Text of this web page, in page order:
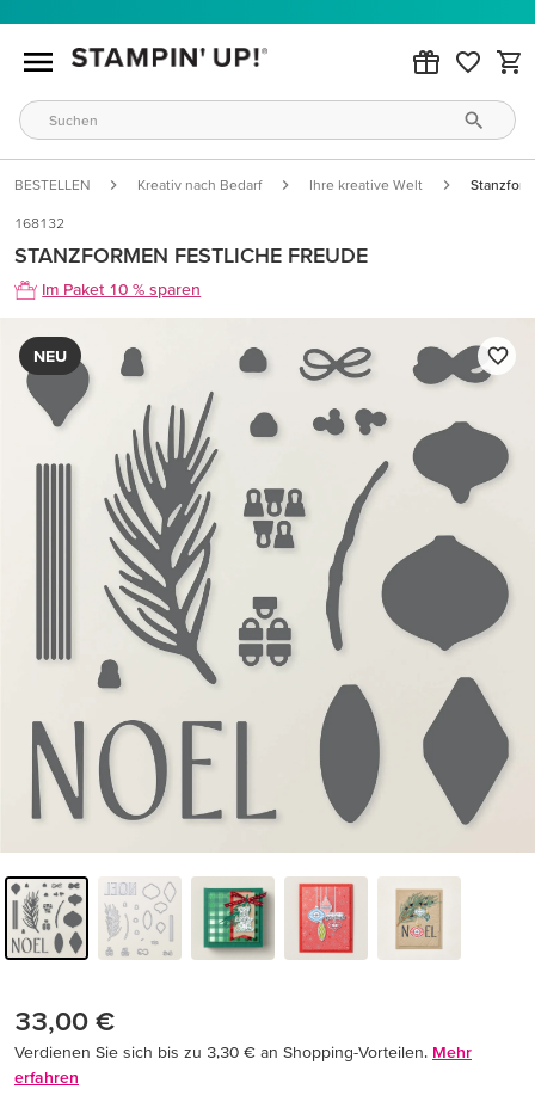
BESTELLEN Kreativ nach Bedarf Ihre kreative Welt
168132
STANZFORMEN FESTLICHE FREUDE
Im Paket 10 % sparen
NEU
33,00 €
Verdienen Sie sich bis zu 3,30 € an Shopping-Vorteilen. Mehr
erfahren